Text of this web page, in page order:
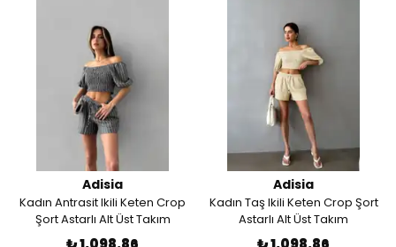
Adisia
Kadın Antrasit Ikili Keten Crop
Şort Astarlı Alt Üst Takım
Adisia
Kadın Taş Ikili Keten Crop Şort
Astarlı Alt Üst Takım